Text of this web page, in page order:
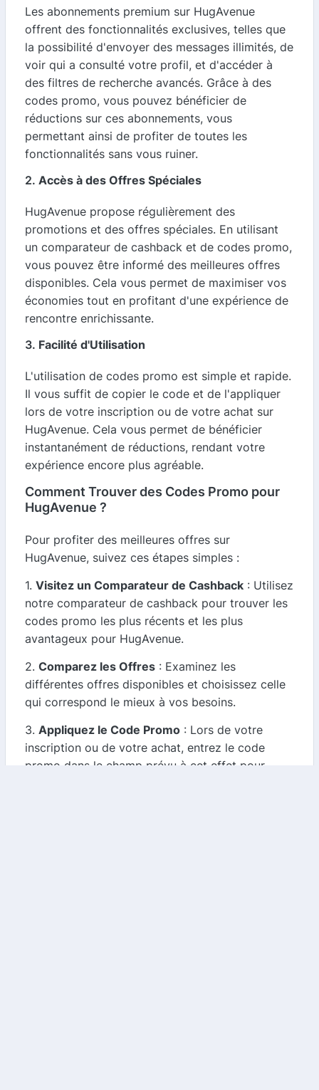
Les abonnements premium sur HugAvenue
offrent des fonctionnalités exclusives, telles que
la possibilité d'envoyer des messages illimités, de
voir qui a consulté votre profil, et d'accéder à
des filtres de recherche avancés. Grâce à des
codes promo, vous pouvez bénéficier de
réductions sur ces abonnements, vous
permettant ainsi de profiter de toutes les
fonctionnalités sans vous ruiner.
2. Accès à des Offres Spéciales
HugAvenue propose régulièrement des
promotions et des offres spéciales. En utilisant
un comparateur de cashback et de codes promo,
vous pouvez être informé des meilleures offres
disponibles. Cela vous permet de maximiser vos
économies tout en profitant d'une expérience de
rencontre enrichissante.
3. Facilité d'Utilisation
L'utilisation de codes promo est simple et rapide.
Il vous suffit de copier le code et de l'appliquer
lors de votre inscription ou de votre achat sur
HugAvenue. Cela vous permet de bénéficier
instantanément de réductions, rendant votre
expérience encore plus agréable.
Comment Trouver des Codes Promo pour
HugAvenue ?
Pour profiter des meilleures offres sur
HugAvenue, suivez ces étapes simples :
1. Visitez un Comparateur de Cashback : Utilisez
notre comparateur de cashback pour trouver les
codes promo les plus récents et les plus
avantageux pour HugAvenue.
2. Comparez les Offres : Examinez les
différentes offres disponibles et choisissez celle
qui correspond le mieux à vos besoins.
3. Appliquez le Code Promo : Lors de votre
inscription ou de votre achat, entrez le code
promo dans le champ prévu à cet effet pour